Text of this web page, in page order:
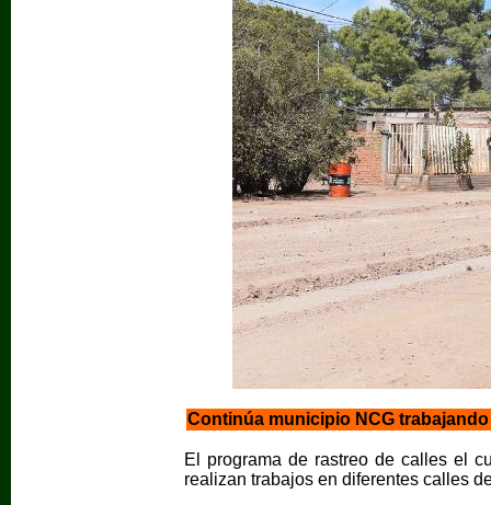
Continúa municipio NCG
El programa de rastreo de calles el
realizan trabajos en diferentes calles